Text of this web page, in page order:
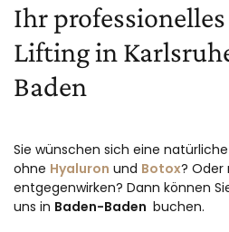
Ihr
Lifting in
Baden
Sie wünschen sich eine natürliche
ohne Hyaluron und Botox? Oder
entgegenwirken? Dann können
uns in Baden-Baden buchen.